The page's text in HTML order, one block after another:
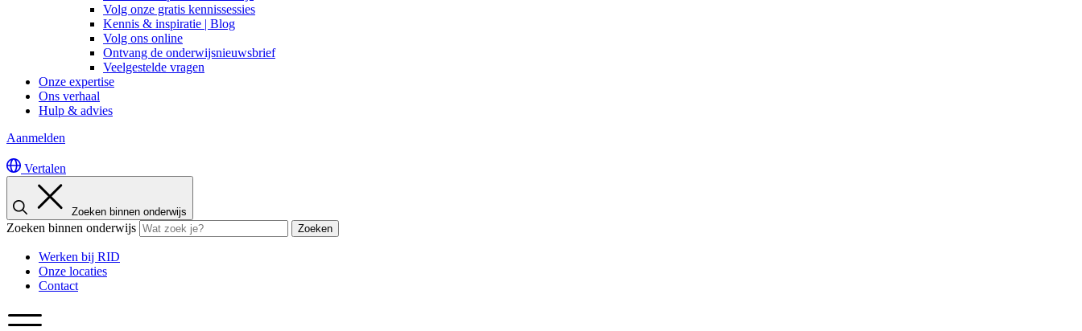
Volg onze gratis kennissessies
Kennis & inspiratie | Blog
Volg ons online
Ontvang de onderwijsnieuwsbrief
Veelgestelde vragen
Onze expertise
Ons verhaal
Hulp & advies
Aanmelden
Vertalen
Zoeken binnen onderwijs
Zoeken binnen onderwijs Zoeken
Werken bij RID
Onze locaties
Contact